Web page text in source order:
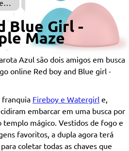
Blue Girl -
Maze
Azul são dois amigos em busca
online Red boy and Blue girl -
franquia Fireboy e Watergirl e,
embarcar em uma busca por
templo mágico. Vestidos de fogo e
favoritos, a dupla agora terá
coletar todas as chaves que